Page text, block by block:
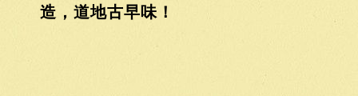
造，道地古早味！